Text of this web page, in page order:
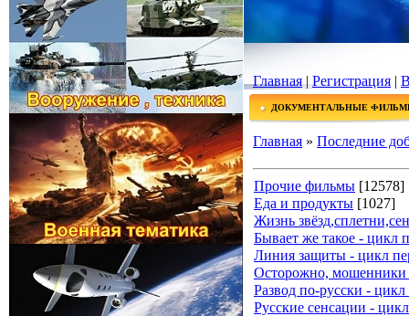
Главная|Регистрация |
ДОКУМЕНТАЛЬНЫЕ
Главная » Последние
Прочие фильмы [12578]
Еда и продукты [1027]
Жизнь
Бывает же такое - цикл
Линия защиты - цикл
Осторожно, мошенники
Развод по-русски - цикл
Русские сенсации -